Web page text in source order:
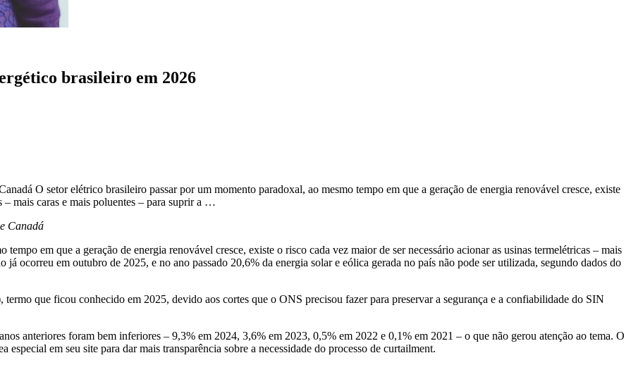
brasileiro em 2026
O setor elétrico brasileiro passar por um momento paradoxal, ao mesmo tempo em que a geração de energia renovável cresce, existe
– mais caras e mais poluentes – para suprir a …
Canadá
em que a geração de energia renovável cresce, existe o risco cada vez maior de ser necessário acionar as usinas termelétricas – mais
já ocorreu em outubro de 2025, e no ano passado 20,6% da energia solar e eólica gerada no país não pode ser utilizada, segundo dados do
que ficou conhecido em 2025, devido aos cortes que o ONS precisou fazer para preservar a segurança e a confiabilidade do SIN
anteriores foram bem inferiores – 9,3% em 2024, 3,6% em 2023, 0,5% em 2022 e 0,1% em 2021 – o que não gerou atenção ao tema. O
em seu site para dar mais transparência sobre a necessidade do processo de curtailment.